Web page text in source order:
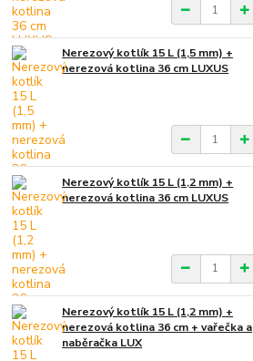
Nerezový kotlík 15 L (1,5 mm) +
nerezová kotlina 36 cm LUXUS
Nerezový kotlík 15 L (1,2 mm) +
nerezová kotlina 36 cm LUXUS
Nerezový kotlík 15 L (1,2 mm) +
nerezová kotlina 36 cm + vařečka a
naběračka LUX